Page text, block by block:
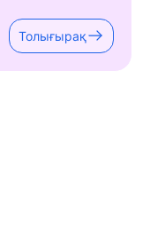
Толығырақ